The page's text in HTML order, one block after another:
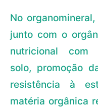
No
junto com o
nutricional com
solo, promoção
resistência à
matéria orgânica